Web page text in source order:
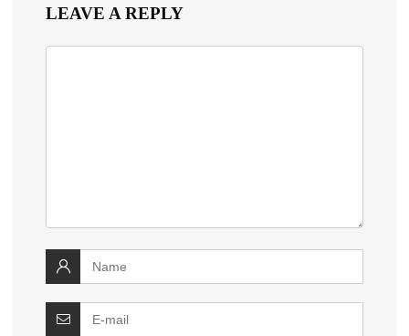
LEAVE A REPLY